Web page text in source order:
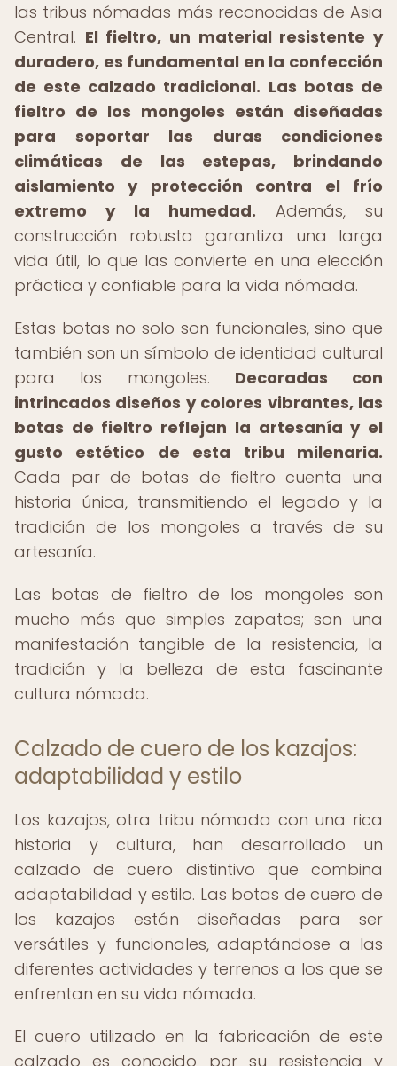
las tribus nómadas más reconocidas de Asia
Central. El fieltro, un material resistente y
duradero, es fundamental en la confección
de este calzado tradicional. Las botas de
fieltro de los mongoles están diseñadas
para soportar las duras condiciones
climáticas de las estepas, brindando
aislamiento y protección contra el frío
extremo y la humedad. Además, su
construcción robusta garantiza una larga
vida útil, lo que las convierte en una elección
práctica y confiable para la vida nómada.
Estas botas no solo son funcionales, sino que
también son un símbolo de identidad cultural
para los mongoles. Decoradas con
intrincados diseños y colores vibrantes, las
botas de fieltro reflejan la artesanía y el
gusto estético de esta tribu milenaria.
Cada par de botas de fieltro cuenta una
historia única, transmitiendo el legado y la
tradición de los mongoles a través de su
artesanía.
Las botas de fieltro de los mongoles son
mucho más que simples zapatos; son una
manifestación tangible de la resistencia, la
tradición y la belleza de esta fascinante
cultura nómada.
Calzado de cuero de los kazajos:
adaptabilidad y estilo
Los kazajos, otra tribu nómada con una rica
historia y cultura, han desarrollado un
calzado de cuero distintivo que combina
adaptabilidad y estilo. Las botas de cuero de
los kazajos están diseñadas para ser
versátiles y funcionales, adaptándose a las
diferentes actividades y terrenos a los que se
enfrentan en su vida nómada.
El cuero utilizado en la fabricación de este
calzado es conocido por su resistencia y